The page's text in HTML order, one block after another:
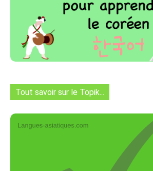
Tout savoir sur le Topik...